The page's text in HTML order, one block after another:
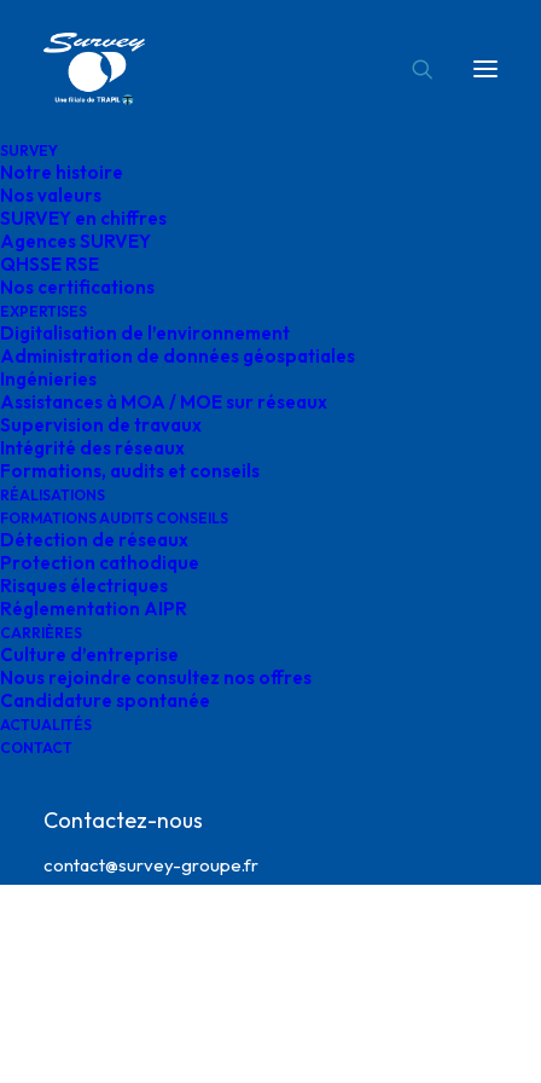
SURVEY
Notre histoire
Nos valeurs
SURVEY en chiffres
Agences SURVEY
QHSSE RSE
Nos certifications
EXPERTISES
Digitalisation de l’environnement
Administration de données géospatiales
Ingénieries
Assistances à MOA / MOE sur réseaux
Supervision de travaux
Intégrité des réseaux
Formations, audits et conseils
RÉALISATIONS
FORMATIONS AUDITS CONSEILS
Détection de réseaux
Protection cathodique
Risques électriques
Réglementation AIPR
CARRIÈRES
Culture d’entreprise
Nous rejoindre consultez nos offres
Candidature spontanée
ACTUALITÉS
CONTACT
Contactez-nous
contact@survey-groupe.fr
Accueil
survey-DR-DICT.